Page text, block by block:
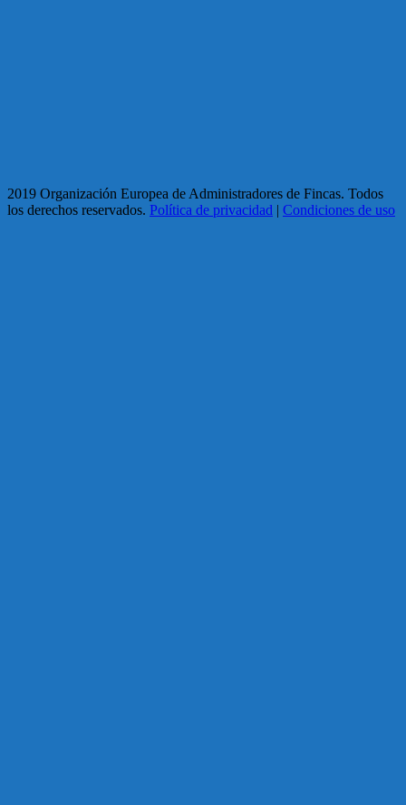
2019 Organización Europea de Administradores de Fincas. Todos
los derechos reservados. Política de privacidad | Condiciones de uso